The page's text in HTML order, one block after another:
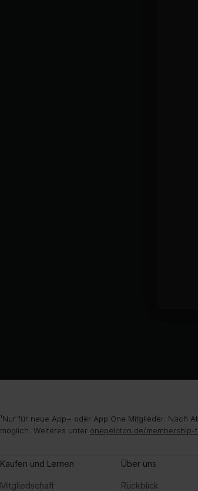
¹Nur für neue App+ oder App One Mitglieder. Nach
möglich. Weiteres unter onepeloton.de/membership-
Kaufen und Lernen
Mitgliedschaft
Über uns
Rückblick